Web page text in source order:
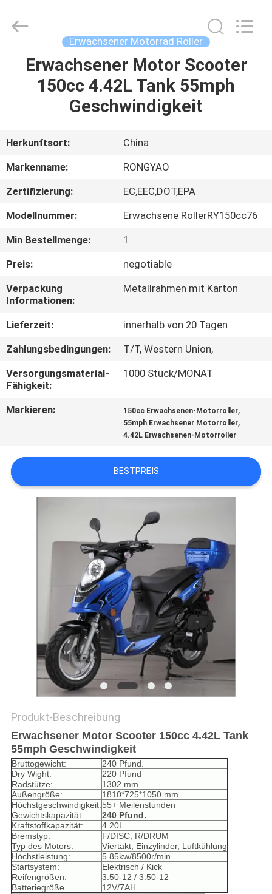
HAUS
PRODUKTE
ÜBER
UNS
FABRIK-
AUSFLUG
QUALITÄTSKONTROLLE
TRETEN
SIE
MIT
IN
VERBINDUNG
SIE
EIN
ZITAT
SITEMAP
DATENSCHUTZRICHTLINIE
Co.,Ltd.
Erwachsener Motorrad Roller
Erwachsener Motor Scooter
150cc 4.42L Tank 55mph
Geschwindigkeit
Herkunftsort:
China
Markenname:
RONGYAO
Zertifizierung:
EC,EEC,DOT,EPA
Modellnummer:
Erwachsene RollerRY150cc76
Min Bestellmenge:
1
Preis:
negotiable
Verpackung
Informationen:
Metallrahmen mit Karton
Lieferzeit:
innerhalb von 20 Tagen
Zahlungsbedingungen:
T/T, Western Union,
Versorgungsmaterial-
Fähigkeit:
1000 Stück/MONAT
Markieren: 150cc Erwachsenen-Motorroller,
55mph Erwachsener Motorroller,
4.42L Erwachsenen-Motorroller
BESTPREIS
Produkt-Beschreibung
Erwachsener Motor Scooter 150cc 4.42L Tank
55mph Geschwindigkeit
Bruttogewicht:
240 Pfund.
Dry Wight:
220 Pfund
Radstütze:
1302 mm
Außengröße:
1810*725*1050 mm
Höchstgeschwindigkeit:55+ Meilenstunden
Gewichtskapazität
240 Pfund.
Kraftstoffkapazität:
4.20L
Bremstyp:
F/DISC, R/DRUM
Typ des Motors:
Viertakt, Einzylinder, Luftkühlung
Höchstleistung:
5.85kw/8500r/min
Startsystem:
Elektrisch / Kick
Reifengrößen:
3.50-12 / 3.50-12
Batteriegröße
12V/7AH